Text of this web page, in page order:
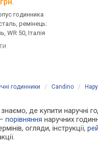
годинника
ремінець:
WR 50, Італія
годинники / Candino /
де купити наручні
—порівняння наручних
огляди, інструкції,